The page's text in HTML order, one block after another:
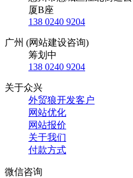
厦B座
138 0240 9204
广州 (网站建设咨询)
筹划中
138 0240 9204
关于众兴
外贸狼开发客户
网站优化
网站报价
关于我们
付款方式
微信咨询